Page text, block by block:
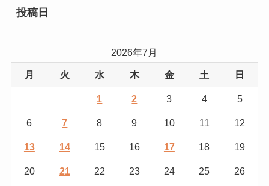
投稿日
2026年7月
月 火 水 木 金 土 日
1 2 3 4 5
6 7 8 9 10 11 12
13 14 15 16 17 18 19
20 21 22 23 24 25 26